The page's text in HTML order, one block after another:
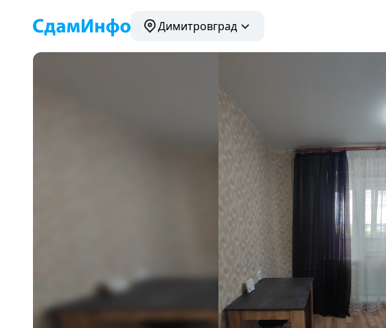
Димитровград